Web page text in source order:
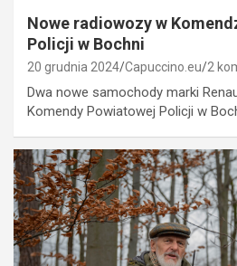
Nowe radiowozy w
Policji w Bochni
20 grudnia 2024 Capuccino.eu 2
Dwa nowe samochody marki
Komendy Powiatowej Policji w